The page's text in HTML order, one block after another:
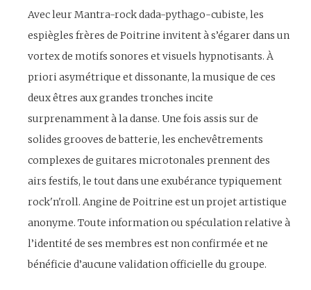
Avec leur Mantra-rock dada-pythago-cubiste, les
espiègles frères de Poitrine invitent à s’égarer dans un
vortex de motifs sonores et visuels hypnotisants. À
priori asymétrique et dissonante, la musique de ces
deux êtres aux grandes tronches incite
surprenamment à la danse. Une fois assis sur de
solides grooves de batterie, les enchevêtrements
complexes de guitares microtonales prennent des
airs festifs, le tout dans une exubérance typiquement
rock'n'roll. Angine de Poitrine est un projet artistique
anonyme. Toute information ou spéculation relative à
l’identité de ses membres est non confirmée et ne
bénéficie d’aucune validation officielle du groupe.